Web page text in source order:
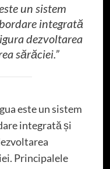
un sistem
integrată
dezvoltarea
sărăciei.”
este un sistem
integrată și
Principalele